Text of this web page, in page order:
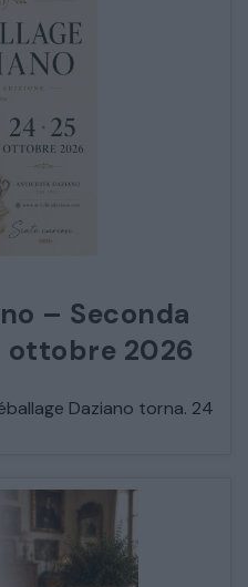
– Seconda
ottobre 2026
Daziano torna. 24